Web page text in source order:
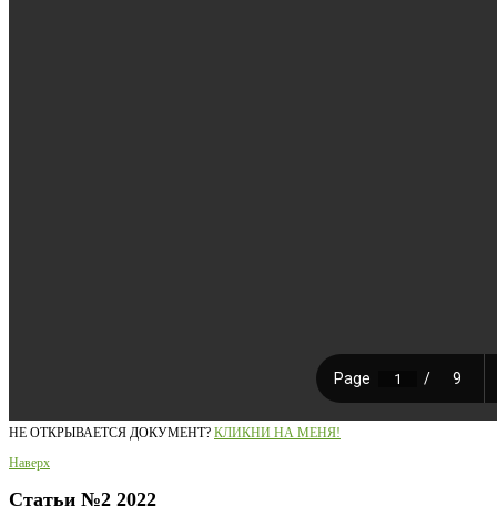
НЕ ОТКРЫВАЕТСЯ ДОКУМЕНТ? КЛИКНИ НА МЕНЯ!
Наверх
Статьи №2 2022